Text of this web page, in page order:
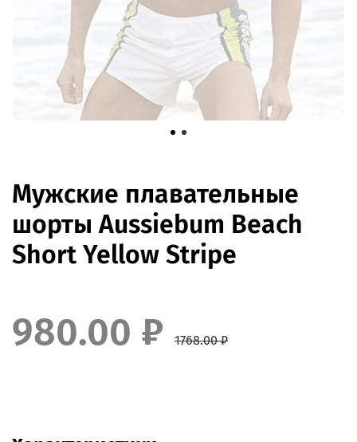
Мужские плавательные
шорты Aussiebum Beach
Short Yellow Stripe
980.00 ₽ 1768.00 ₽